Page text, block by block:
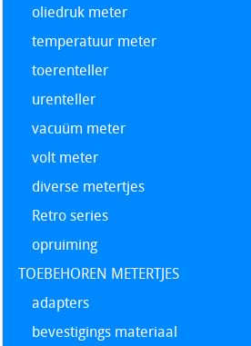
oliedruk meter
temperatuur meter
toerenteller
urenteller
vacuüm meter
volt meter
diverse metertjes
Retro series
opruiming
TOEBEHOREN METERTJES
adapters
bevestigings materiaal